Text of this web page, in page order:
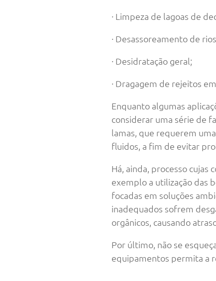
· Limpeza de lagoas de
· Desassoreamento de
· Desidratação geral;
· Dragagem de rejeitos
Enquanto algumas
considerar uma série de
lamas, que requerem
fluidos, a fim de evitar
Há, ainda, processo
exemplo a utilização das
focadas em soluções
inadequados sofrem
orgânicos, causando
Por último, não se
equipamentos permita a